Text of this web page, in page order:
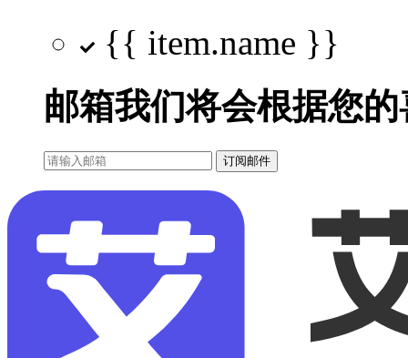
{{ item.name }}
邮箱我们将会根据您
订阅邮件